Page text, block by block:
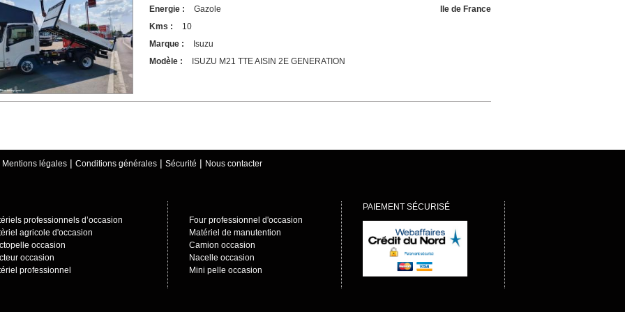
Ile de France
Energie :
Gazole
Kms :
10
Marque :
Isuzu
Modèle :
ISUZU M21 TTE AISIN 2E GENERATION
Mentions légales | Conditions générales | Sécurité | Nous contacter
professionnels d’occasion
agricole d'occasion
occasion
occasion
professionnel
Four professionnel d'occasion
Matériel de manutention
Camion occasion
Nacelle occasion
Mini pelle occasion
PAIEMENT SÉCURISÉ